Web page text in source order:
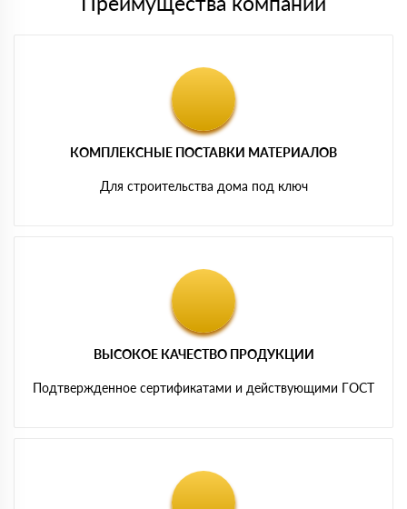
КОМПЛЕКСНЫЕ ПОСТАВКИ МАТЕРИАЛОВ
Для строительства дома под ключ
ВЫСОКОЕ КАЧЕСТВО ПРОДУКЦИИ
Подтвержденное сертификатами и действующими ГОСТ